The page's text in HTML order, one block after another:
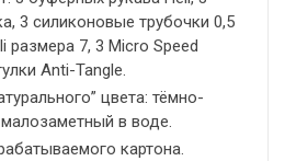
3 силиконовые трубочки 0,5
размера 7, 3 Micro Speed
Anti-Tangle.
цвета: тёмно-
в воде.
картона.